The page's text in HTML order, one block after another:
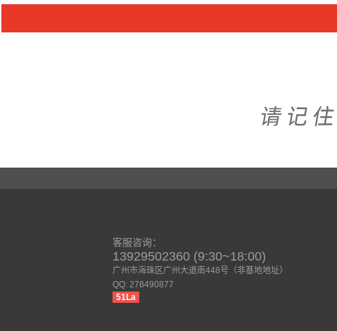
客服咨询：
13929502360 (9:30~18:00)
广州市海珠区广州大道南448号（非基地地址）
QQ: 278490877
51La